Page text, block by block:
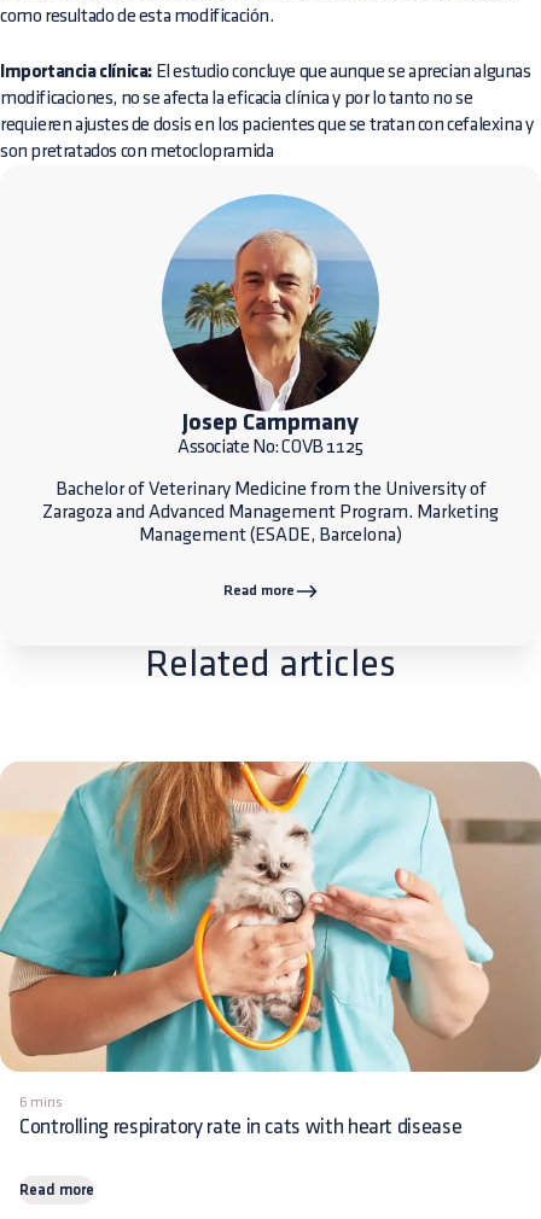
como resultado de esta modificación.
Importancia clínica: El estudio concluye que aunque se aprecian algunas
modificaciones, no se afecta la eficacia clínica y por lo tanto no se
requieren ajustes de dosis en los pacientes que se tratan con cefalexina y
son pretratados con metoclopramida
Josep Campmany
Associate No: COVB 1125
Bachelor of Veterinary Medicine from the University of
Zaragoza and Advanced Management Program. Marketing
Management (ESADE, Barcelona)
Read more
Related articles
6 mins
Controlling respiratory rate in cats with heart disease
Read more